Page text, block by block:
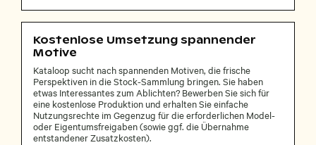
Kostenlose Umsetzung spannender
Motive
Kataloop sucht nach spannenden Motiven, die frische
Perspektiven in die Stock-Sammlung bringen. Sie haben
etwas Interessantes zum Ablichten? Bewerben Sie sich für
eine kostenlose Produktion und erhalten Sie einfache
Nutzungsrechte im Gegenzug für die erforderlichen Model-
oder Eigentumsfreigaben (sowie ggf. die Übernahme
entstandener Zusatzkosten).